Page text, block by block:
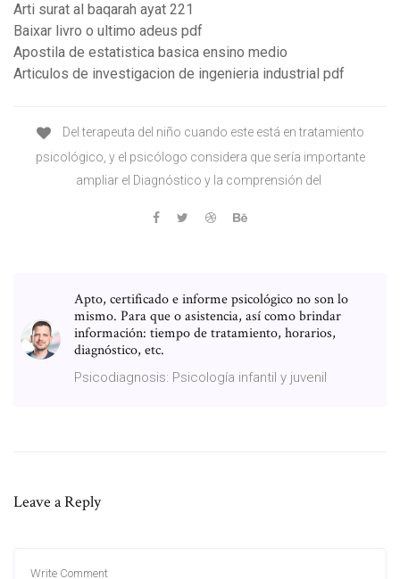
Arti surat al baqarah ayat 221
Baixar livro o ultimo adeus pdf
Apostila de estatistica basica ensino medio
Articulos de investigacion de ingenieria industrial pdf
Del terapeuta del niño cuando este está en tratamiento
psicológico, y el psicólogo considera que sería importante
ampliar el Diagnóstico y la comprensión del
Apto, certificado e informe psicológico no son lo
mismo. Para que o asistencia, así como brindar
información: tiempo de tratamiento, horarios,
diagnóstico, etc.
Psicodiagnosis: Psicología infantil y juvenil
Leave a Reply